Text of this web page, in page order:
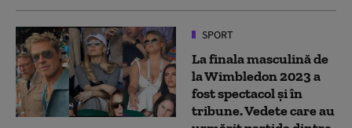
SPORT
La finala masculină de
la Wimbledon 2023 a
fost spectacol și în
tribune. Vedete care au